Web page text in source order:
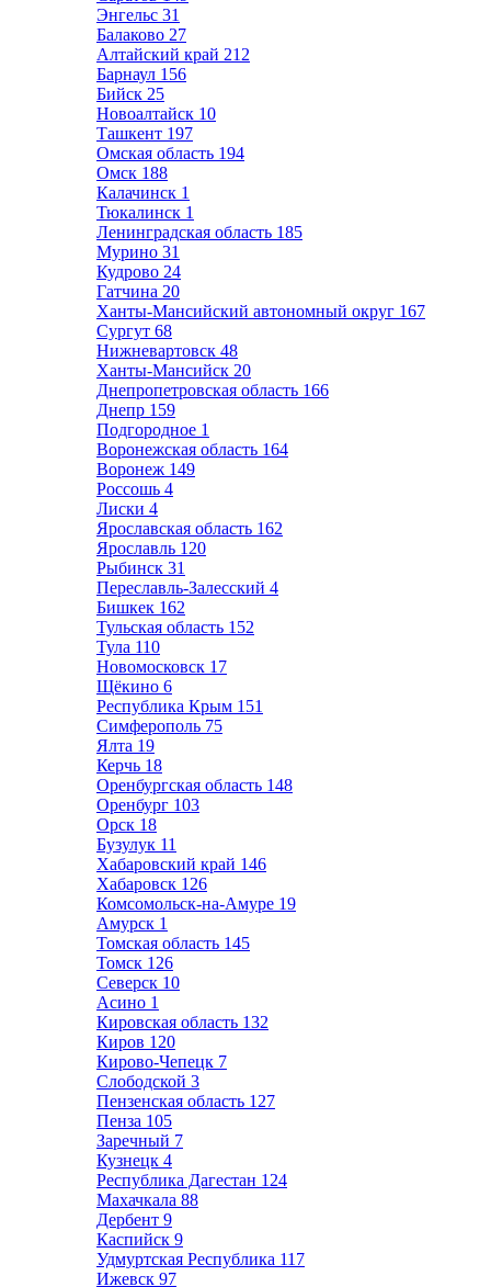
Энгельс 31
Балаково 27
Алтайский край 212
Барнаул 156
Бийск 25
Новоалтайск 10
Ташкент 197
Омская область 194
Омск 188
Калачинск 1
Тюкалинск 1
Ленинградская область 185
Мурино 31
Кудрово 24
Гатчина 20
Ханты-Мансийский автономный округ 167
Сургут 68
Нижневартовск 48
Ханты-Мансийск 20
Днепропетровская область 166
Днепр 159
Подгородное 1
Воронежская область 164
Воронеж 149
Россошь 4
Лиски 4
Ярославская область 162
Ярославль 120
Рыбинск 31
Переславль-Залесский 4
Бишкек 162
Тульская область 152
Тула 110
Новомосковск 17
Щёкино 6
Республика Крым 151
Симферополь 75
Ялта 19
Керчь 18
Оренбургская область 148
Оренбург 103
Орск 18
Бузулук 11
Хабаровский край 146
Хабаровск 126
Комсомольск-на-Амуре 19
Амурск 1
Томская область 145
Томск 126
Северск 10
Асино 1
Кировская область 132
Киров 120
Кирово-Чепецк 7
Слободской 3
Пензенская область 127
Пенза 105
Заречный 7
Кузнецк 4
Республика Дагестан 124
Махачкала 88
Дербент 9
Каспийск 9
Удмуртская Республика 117
Ижевск 97